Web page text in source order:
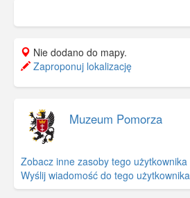
Nie dodano do mapy.
Zaproponuj lokalizację
Muzeum Pomorza
Zobacz inne zasoby tego użytkownika
Wyślij wiadomość do tego użytkownika